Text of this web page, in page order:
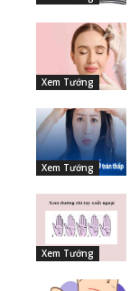
Xem Tướng
Xem Tướng
Xem Tướng